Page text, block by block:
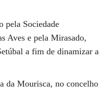
pela Sociedade
Aves e pela Mirasado,
a fim de dinamizar a
da Mourisca, no concelho